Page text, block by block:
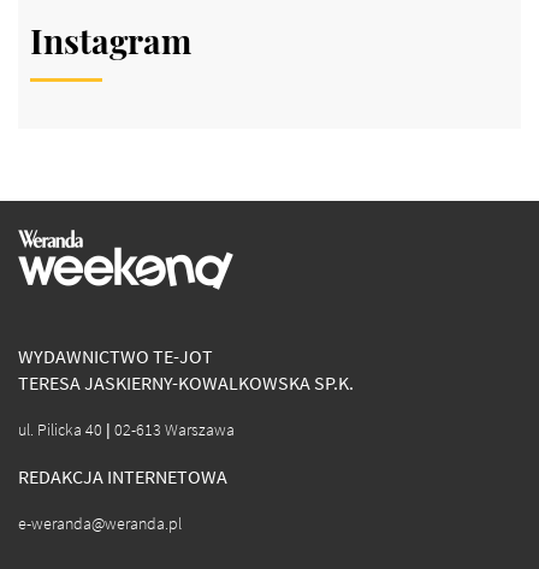
Instagram
WYDAWNICTWO TE-JOT
TERESA JASKIERNY-KOWALKOWSKA SP.K.
ul. Pilicka 40 | 02-613 Warszawa
REDAKCJA INTERNETOWA
e-weranda@weranda.pl